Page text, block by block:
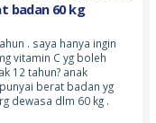
badan 60 kg
. saya hanya ingin
vitamin C yg boleh
12 tahun? anak
berat badan yg
dewasa dlm 60 kg .